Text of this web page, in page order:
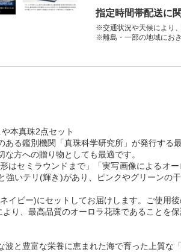
指定時間帯配送に
※交通状況や天候により
※離島・一部の地域にお
本真珠2点セット
ある鑑別機関「真珠科学研究所」が発行す
方への贈り物としても最適です。
はセミラウンドまで」「実写画像によるオ
強いテリ(輝き)があり、ピンクやグリーンの
イビー)にセットしてお届けします。ご使用後
り、最高品質のオーロラ花珠であることを
と豊富な栄養に恵まれた海で育った上質な